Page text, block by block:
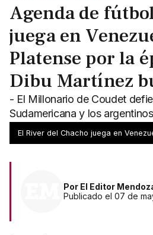
Agenda de
juega en
Platense por la
Dibu Martínez
- El Millonario de Coudet
Sudamericana y los
Horarios y TV de una jornada
El River del Chacho juega en
Por El Editor
Publicado el 07 de